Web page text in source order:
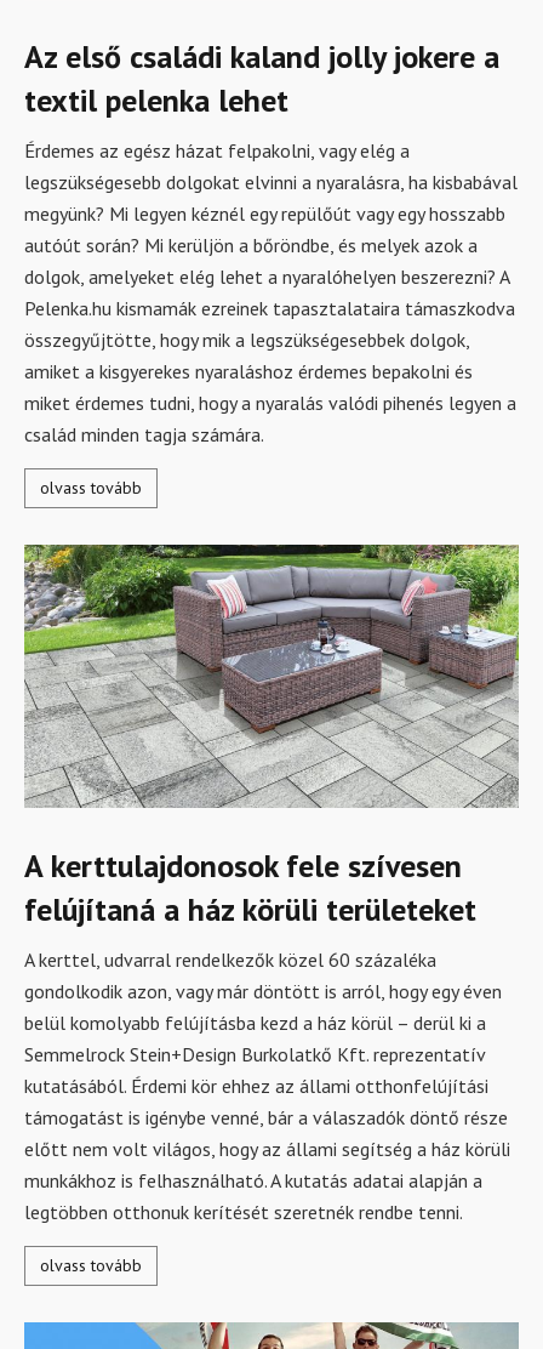
Az első családi kaland jolly jokere a
textil pelenka lehet
Érdemes az egész házat felpakolni, vagy elég a
legszükségesebb dolgokat elvinni a nyaralásra, ha kisbabával
megyünk? Mi legyen kéznél egy repülőút vagy egy hosszabb
autóút során? Mi kerüljön a bőröndbe, és melyek azok a
dolgok, amelyeket elég lehet a nyaralóhelyen beszerezni? A
Pelenka.hu kismamák ezreinek tapasztalataira támaszkodva
összegyűjtötte, hogy mik a legszükségesebbek dolgok,
amiket a kisgyerekes nyaraláshoz érdemes bepakolni és
miket érdemes tudni, hogy a nyaralás valódi pihenés legyen a
család minden tagja számára.
olvass tovább
A kerttulajdonosok fele szívesen
felújítaná a ház körüli területeket
A kerttel, udvarral rendelkezők közel 60 százaléka
gondolkodik azon, vagy már döntött is arról, hogy egy éven
belül komolyabb felújításba kezd a ház körül – derül ki a
Semmelrock Stein+Design Burkolatkő Kft. reprezentatív
kutatásából. Érdemi kör ehhez az állami otthonfelújítási
támogatást is igénybe venné, bár a válaszadók döntő része
előtt nem volt világos, hogy az állami segítség a ház körüli
munkákhoz is felhasználható. A kutatás adatai alapján a
legtöbben otthonuk kerítését szeretnék rendbe tenni.
olvass tovább